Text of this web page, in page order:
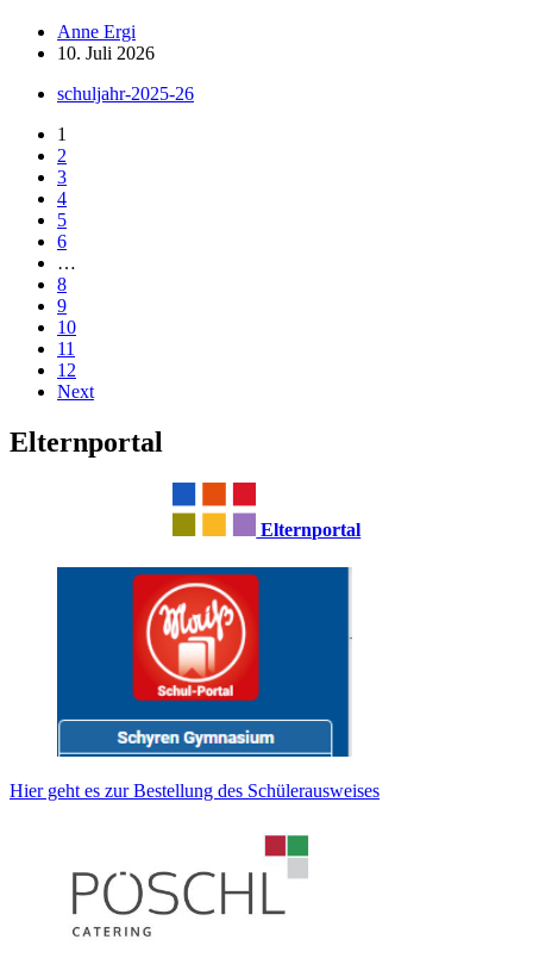
Anne Ergi
10. Juli 2026
schuljahr-2025-26
1
2
3
4
5
6
…
8
9
10
11
12
Next
Elternportal
Elternportal
Hier geht es zur Bestellung des Schülerausweises